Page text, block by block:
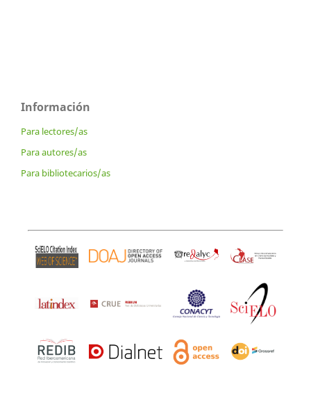
Información
Para lectores/as
Para autores/as
Para bibliotecarios/as